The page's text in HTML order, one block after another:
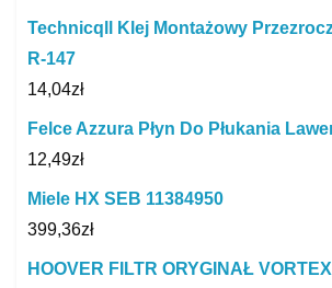
Technicqll Klej Montażowy
R-147
14,04zł
Felce Azzura Płyn Do Płukania
12,49zł
Miele HX SEB 11384950
399,36zł
HOOVER FILTR ORYGINAŁ